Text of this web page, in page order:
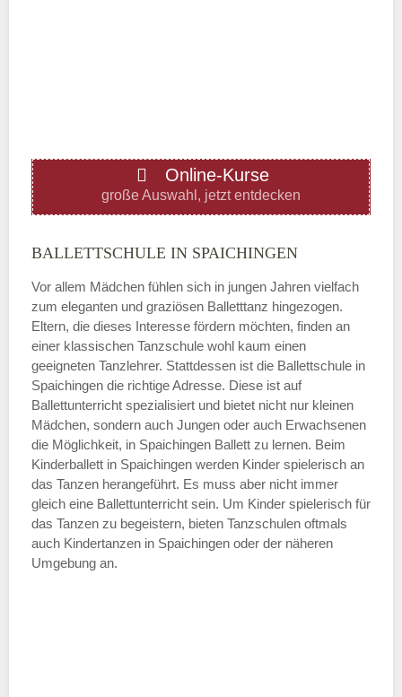
Donnerstag
—
ÖFFNUNGSZEITEN HINZUFÜGEN
Freitag
—
ÖFFNUNGSZEITEN HINZUFÜGEN
Samstag
Online-Kurse
große Auswahl, jetzt entdecken
BALLETTSCHULE IN SPAICHINGEN
Vor allem Mädchen fühlen sich in jungen Jahren vielfach
zum eleganten und graziösen Balletttanz hingezogen.
Eltern, die dieses Interesse fördern möchten, finden an
einer klassischen Tanzschule wohl kaum einen
geeigneten Tanzlehrer. Stattdessen ist die Ballettschule in
Spaichingen die richtige Adresse. Diese ist auf
Ballettunterricht spezialisiert und bietet nicht nur kleinen
Mädchen, sondern auch Jungen oder auch Erwachsenen
die Möglichkeit, in Spaichingen Ballett zu lernen. Beim
Kinderballett in Spaichingen werden Kinder spielerisch an
das Tanzen herangeführt. Es muss aber nicht immer
gleich eine Ballettunterricht sein. Um Kinder spielerisch für
das Tanzen zu begeistern, bieten Tanzschulen oftmals
auch Kindertanzen in Spaichingen oder der näheren
Umgebung an.